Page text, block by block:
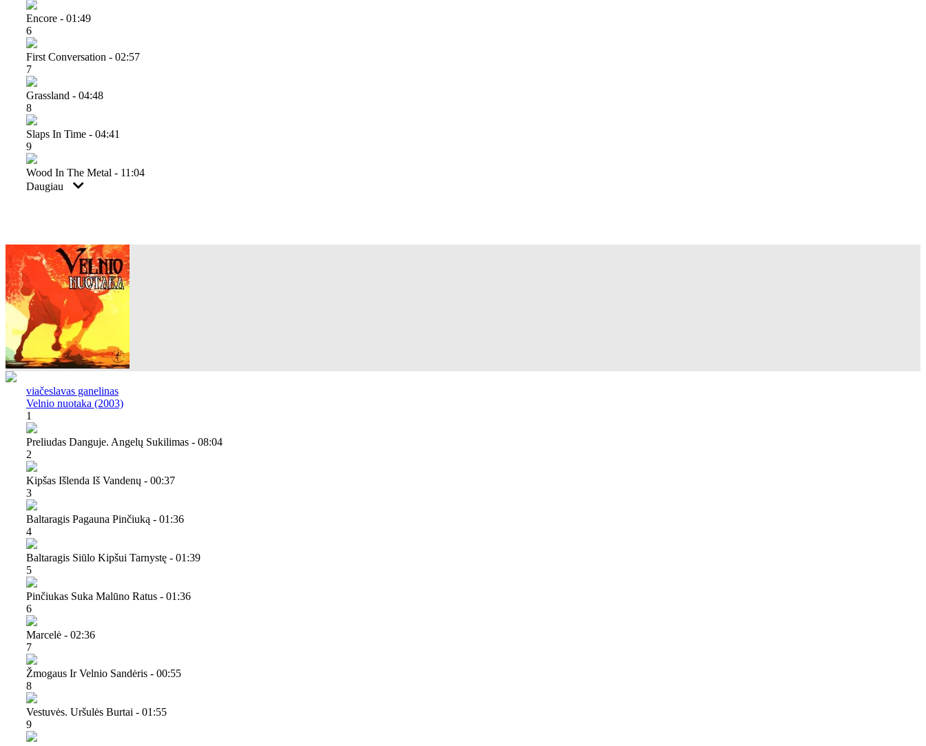
Encore - 01:49
6
First Conversation - 02:57
7
Grassland - 04:48
8
Slaps In Time - 04:41
9
Wood In The Metal - 11:04
Daugiau
viačeslavas ganelinas
Velnio nuotaka (2003)
1
Preliudas Danguje. Angelų Sukilimas - 08:04
2
Kipšas Išlenda Iš Vandenų - 00:37
3
Baltaragis Pagauna Pinčiuką - 01:36
4
Baltaragis Siūlo Kipšui Tarnystę - 01:39
5
Pinčiukas Suka Malūno Ratus - 01:36
6
Marcelė - 02:36
7
Žmogaus Ir Velnio Sandėris - 00:55
8
Vestuvės. Uršulės Burtai - 01:55
9